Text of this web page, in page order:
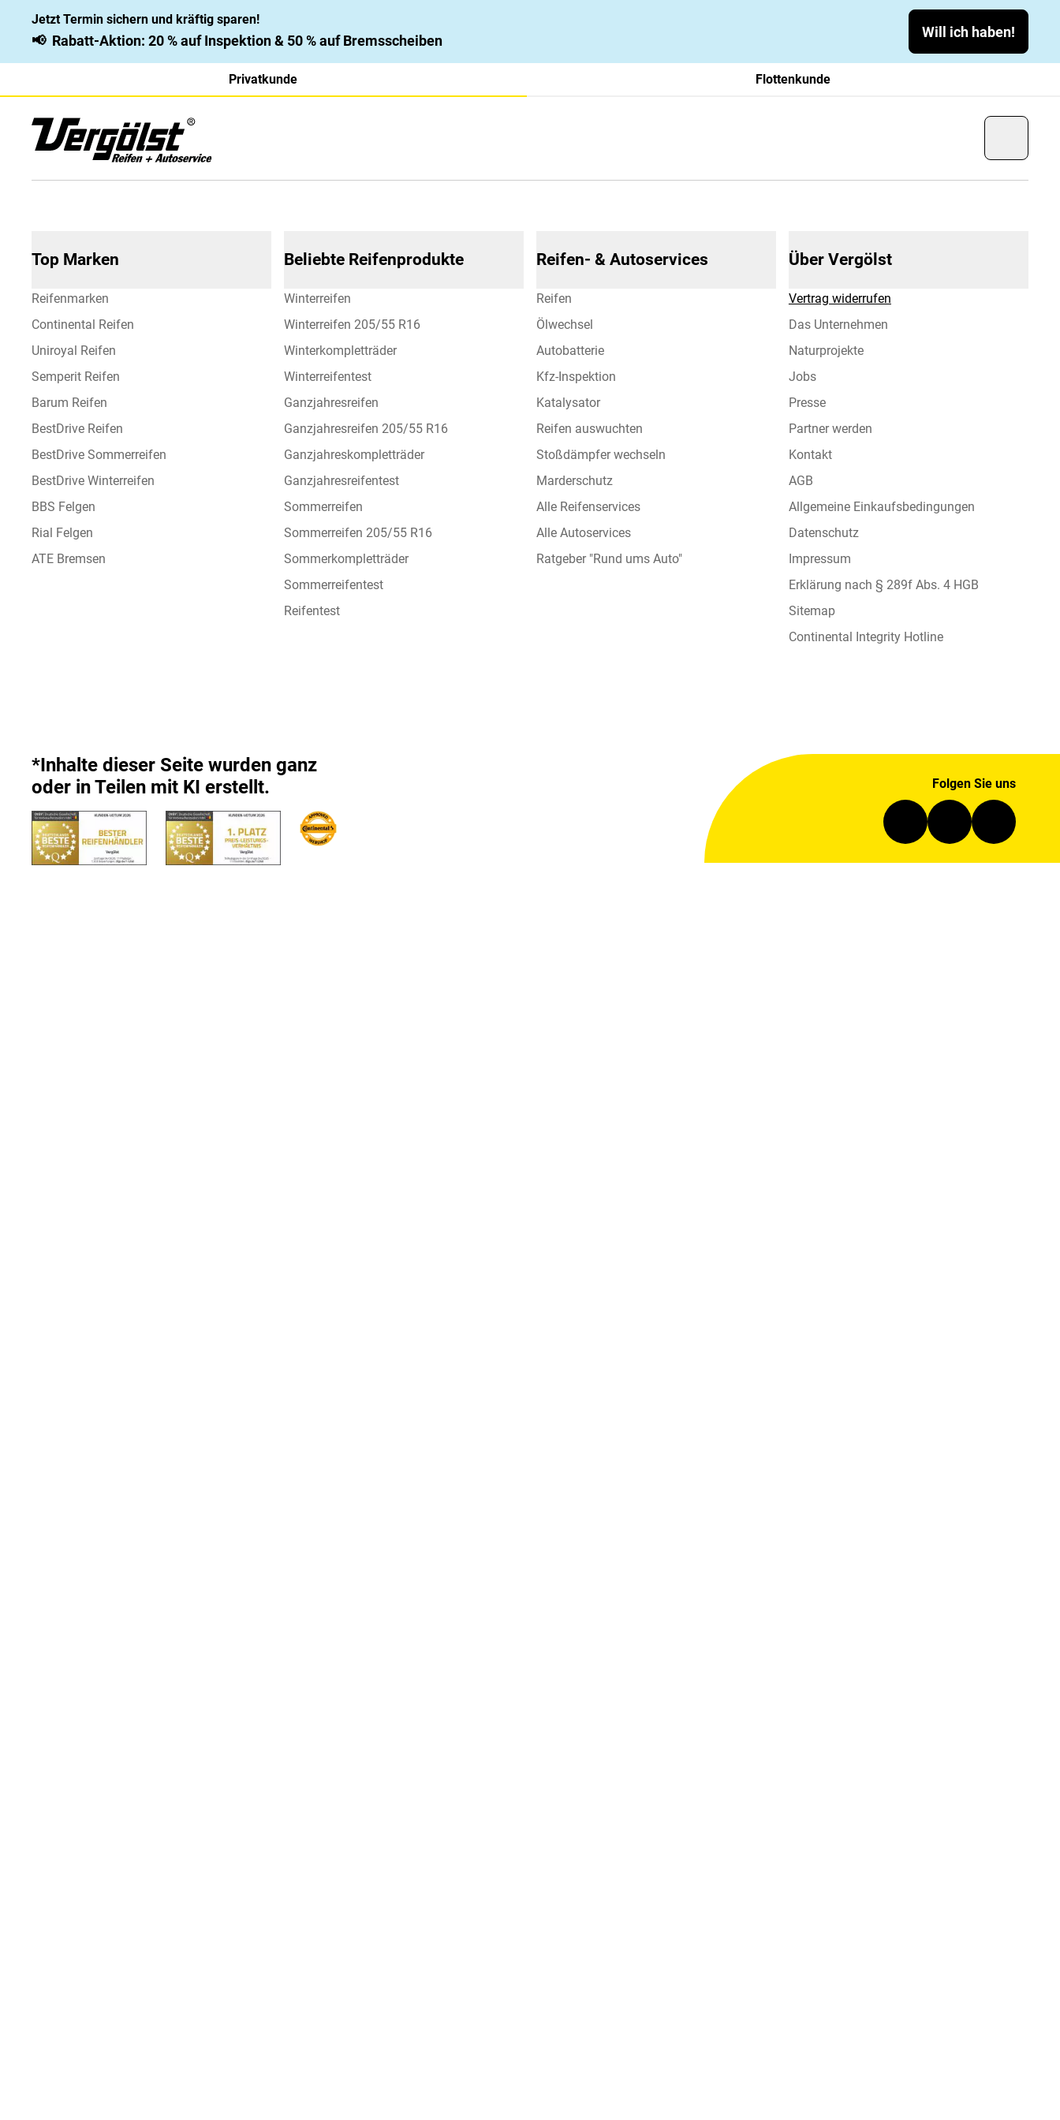
Jetzt Termin sichern und kräftig sparen!
📢 Rabatt-Aktion: 20 % auf Inspektion & 50 % auf Bremsscheiben
Will ich haben!
Privatkunde Flottenkunde
Top Marken
Reifenmarken
Continental Reifen
Uniroyal Reifen
Semperit Reifen
Barum Reifen
BestDrive Reifen
BestDrive Sommerreifen
BestDrive Winterreifen
BBS Felgen
Rial Felgen
ATE Bremsen
Beliebte Reifenprodukte
Winterreifen
Winterreifen 205/55 R16
Winterkompletträder
Winterreifentest
Ganzjahresreifen
Ganzjahresreifen 205/55 R16
Ganzjahreskompletträder
Ganzjahresreifentest
Sommerreifen
Sommerreifen 205/55 R16
Sommerkompletträder
Sommerreifentest
Reifentest
Reifen- & Autoservices
Reifen
Ölwechsel
Autobatterie
Kfz-Inspektion
Katalysator
Reifen auswuchten
Stoßdämpfer wechseln
Marderschutz
Alle Reifenservices
Alle Autoservices
Ratgeber "Rund ums Auto"
Über Vergölst
Vertrag widerrufen
Das Unternehmen
Naturprojekte
Jobs
Presse
Partner werden
Kontakt
AGB
Allgemeine Einkaufsbedingungen
Datenschutz
Impressum
Erklärung nach § 289f Abs. 4 HGB
Sitemap
Continental Integrity Hotline
*Inhalte dieser Seite wurden ganz
oder in Teilen mit KI erstellt.
Folgen Sie uns